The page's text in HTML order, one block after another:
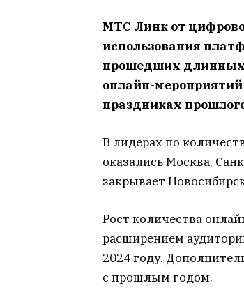
МТС Линк от
использования
прошедших длинных
онлайн-мероприятий
праздниках
В лидерах по
оказались Москва,
закрывает
Рост количества
расширением
2024 году.
с прошлым годом.